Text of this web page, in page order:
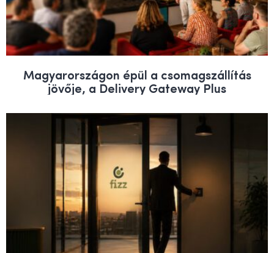
Magyarországon épül a csomagszállítás
jövője, a Delivery Gateway Plus